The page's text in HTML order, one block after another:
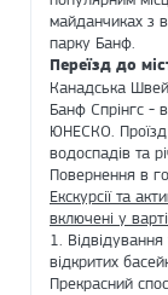
майданчиках з
парку Банф.
Переїзд до
Канадська
Банф Спрінгс -
ЮНЕСКО. Проїзд
водоспадів та
Повернення в
Екскурсії та
включені у
1.
відкритих
Прекрасний